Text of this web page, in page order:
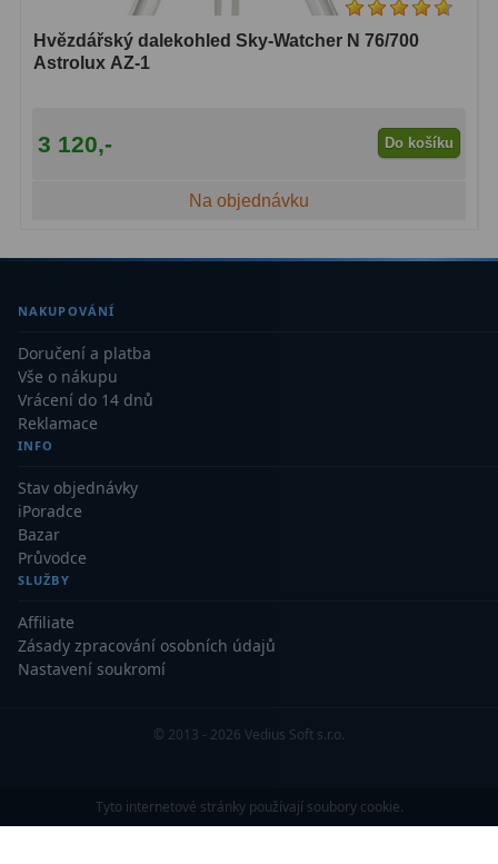
Hvězdářský dalekohled Sky-Watcher N 76/700
Astrolux AZ-1
3 120,- Do košíku
Na objednávku
NAKUPOVÁNÍ
Doručení a platba
Vše o nákupu
Vrácení do 14 dnů
Reklamace
INFO
Stav objednávky
iPoradce
Bazar
Průvodce
SLUŽBY
Affiliate
Zásady zpracování osobních údajů
Nastavení soukromí
© 2013 - 2026 Vedius Soft s.r.o.
Tyto internetové stránky používají soubory cookie.